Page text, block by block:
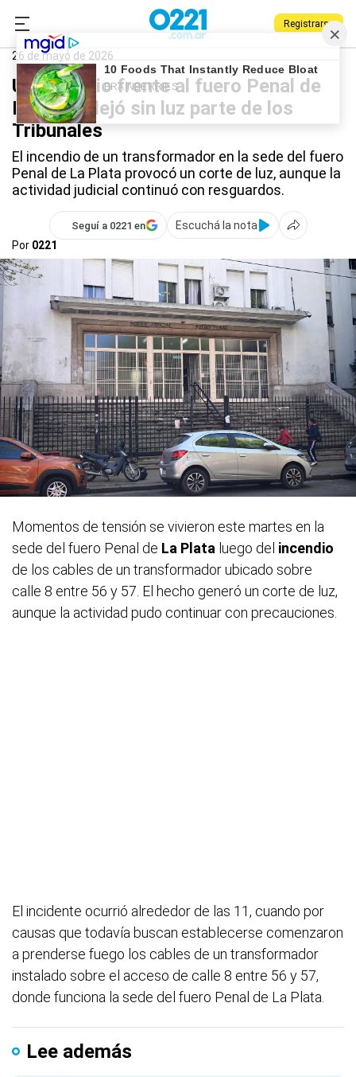
Registrarse
0221.com.ar
Incendio
26 de mayo de 2026
Un incendio frente al fuero Penal de
La Plata dejó sin luz parte de los
Tribunales
El incendio de un transformador en la sede del fuero
Penal de La Plata provocó un corte de luz, aunque la
actividad judicial continuó con resguardos.
Seguí a 0221 en
Escuchá la nota
Por 0221
Momentos de tensión se vivieron este martes en la
sede del fuero Penal de La Plata luego del incendio
de los cables de un transformador ubicado sobre
calle 8 entre 56 y 57. El hecho generó un corte de luz,
aunque la actividad pudo continuar con precauciones.
El incidente ocurrió alrededor de las 11, cuando por
causas que todavía buscan establecerse comenzaron
a prenderse fuego los cables de un transformador
instalado sobre el acceso de calle 8 entre 56 y 57,
donde funciona la sede del fuero Penal de La Plata.
Lee además